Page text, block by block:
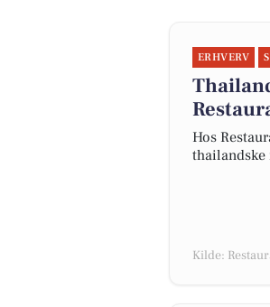
ERHVERV
Hos
thailandske
Kilde: